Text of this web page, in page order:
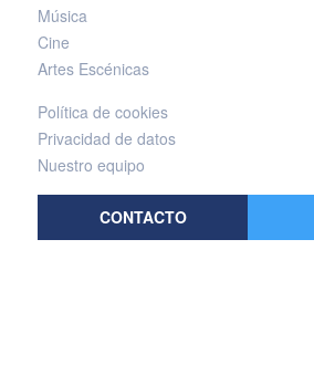
Música
Cine
Artes Escénicas
Política de cookies
Privacidad de datos
Nuestro equipo
CONTACTO